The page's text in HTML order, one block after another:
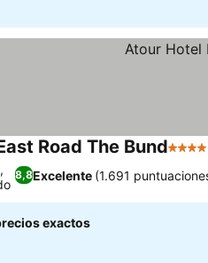
Road The Bund4
8,8Excelente (1.691
exactos